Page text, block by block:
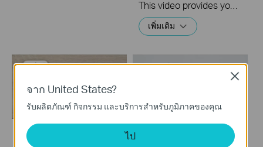
This video provides you with solutions when you fail to configure the main Deco and get stuck on the step ” Testing Internet Connection”.
เพิ่มเติม
จาก United States?
รับผลิตภัณฑ์ กิจกรรม และบริการสำหรับภูมิภาคของคุณ
ไป
Close